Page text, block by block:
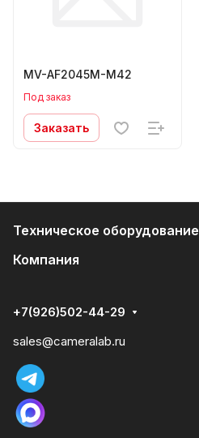
MV-AF2045M-M42
Под заказ
Заказать
Техническое оборудование
Компания
+7(926)502-44-29
sales@cameralab.ru